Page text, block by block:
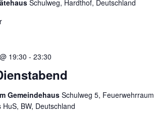
Schulweg, Hardthof, Deutschland
19:30 -23:30
GemeindehausSchulweg 5, Feuerwehrraum
BW, Deutschland